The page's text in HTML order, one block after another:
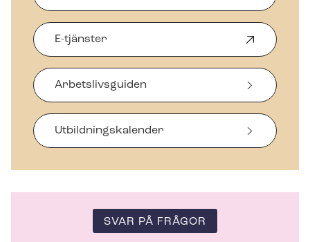
E-tjänster
p
n
a
s
i
t
Arbetslivsguiden
Ut­bild­nings­ka­len­der
SVAR PÅ FRÅGOR